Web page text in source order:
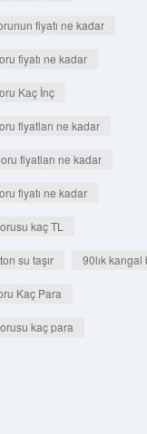
fiyatı ne kadar
fiyatı ne kadar
Kaç İnç
fiyatları ne kadar
fiyatları ne kadar
fiyatı ne kadar
kaç TL
su taşır 90lık kangal
Kaç Para
kaç para